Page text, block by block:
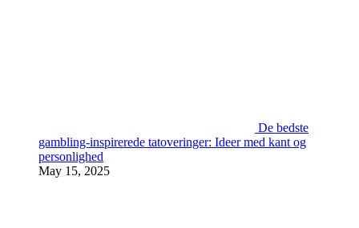
De bedste
gambling-inspirerede tatoveringer: Ideer med kant og
personlighed
May 15, 2025